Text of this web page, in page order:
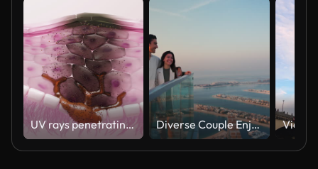
UV rays penetrating skin for melanin synthesis and melasma 3D animation Diverse Couple Enjoying Sunset Views from High Rise Sky Deck Overlooking Palm Jumeirah